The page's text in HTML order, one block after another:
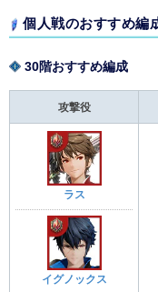
個人戦のおすすめ編
30階おすすめ編成
攻撃役
ラス
イグノックス